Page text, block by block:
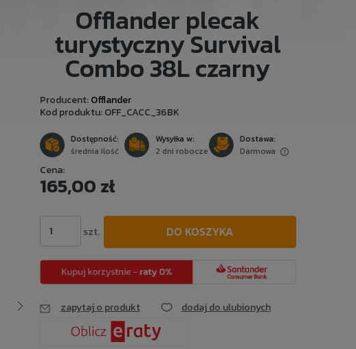
Offlander plecak
turystyczny Survival
Combo 38L czarny
Producent:Offlander
Kod produktu: OFF_CACC_36BK
Dostępność:
średnia ilość
Wysyłka w:
2 dni robocze
Dostawa:
Darmowa
Cena nie zawiera ewentualnych kosztów
płatności
Cena:
165,00 zł
szt. DO KOSZYKA
zapytaj o produkt dodaj do ulubionych